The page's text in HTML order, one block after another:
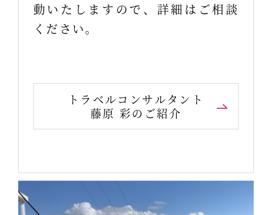
動いたしますので、詳細はご相談
ください。
トラベルコンサルタント
藤原 彩のご紹介